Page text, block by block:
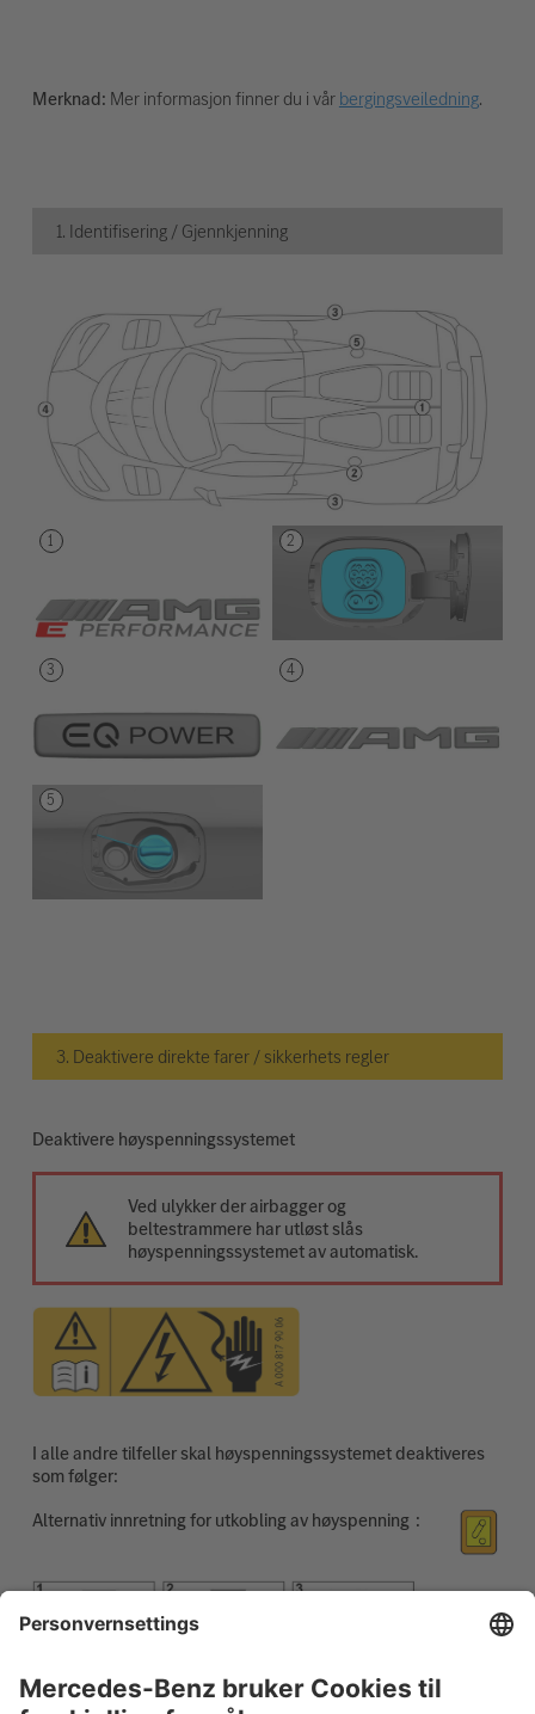
Merknad: Mer informasjon finner du i vårbergingsveiledning.
1. Identifisering / Gjennkjenning
3. Deaktivere direkte farer / sikkerhets regler
Deaktivere høyspenningssystemet
Ved ulykker der airbagger og
beltestrammere har utløst slås
høyspenningssystemet av automatisk.
I alle andre tilfeller skal høyspenningssystemet deaktiveres
som følger:
Alternativ innretning for utkobling av høyspenning
Cut the cable at the marked point (1).